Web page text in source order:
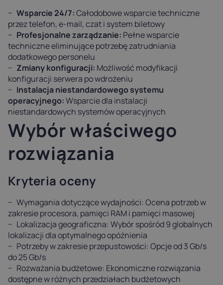
Wsparcie 24/7:Całodobowe wsparcie techniczne
przez telefon, e-mail, czat i system biletowy
Profesjonalne zarządzanie: Pełne wsparcie
techniczne eliminujące potrzebę zatrudniania
dodatkowego personelu
Zmiany konfiguracji: Możliwość modyfikacji
konfiguracji serwera po wdrożeniu
Instalacja niestandardowego systemu
operacyjnego:Wsparcie dla instalacji
niestandardowych systemów operacyjnych
Wybór właściwego
rozwiązania
Kryteria oceny
Wymagania dotyczące wydajności: Ocena potrzeb w
zakresie procesora, pamięci RAM i pamięci masowej
Lokalizacja geograficzna: Wybór spośród 9 globalnych
lokalizacji dla optymalnego opóźnienia
Potrzeby w zakresie przepustowości: Opcje od 3 Gb/s
do 25 Gb/s
Rozważania budżetowe: Ekonomiczne rozwiązania
dostępne w różnych przedziałach budżetowych